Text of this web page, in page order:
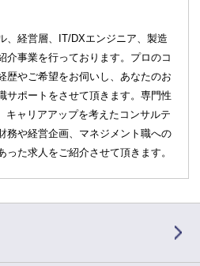
、経営層、IT/DXエンジニア、製造
介事業を行っております。プロのコ
歴やご希望をお伺いし、あなたのお
サポートをさせて頂きます。専門性
キャリアアップを考えたコンサルテ
務や経営企画、マネジメント職への
た求人をご紹介させて頂きます。